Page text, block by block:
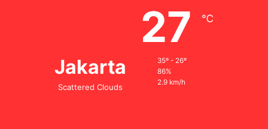
Jakarta
Scattered Clouds
27 ℃
35º - 26º
86%
2.9 km/h